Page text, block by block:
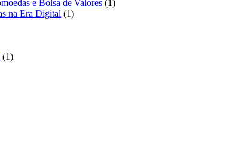
e Bolsa de Valores 11
na Era Digital 11
11